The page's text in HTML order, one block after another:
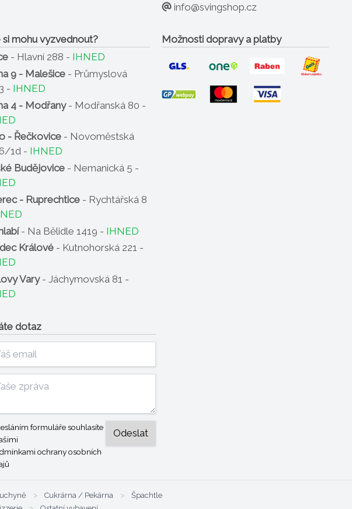
info@svingshop.cz
si mohu vyzvednout?
- Hlavní 288 - IHNED
9 - Malešice - Průmyslová
- IHNED
4 - Modřany- Modřanská 80 -
- Řečkovice - Novoměstská
1d - IHNED
Budějovice - Nemanická 5 -
- Ruprechtice - Rychtářská 8
- Na Bělidle 1419 - IHNED
Králové - Kutnohorská 221 -
Vary- Jáchymovská 81 -
Možnosti dopravy a platby
dotaz
formuláře souhlasíte
ochrany osobních
> Cukrárna / Pekárna >
Špachtle